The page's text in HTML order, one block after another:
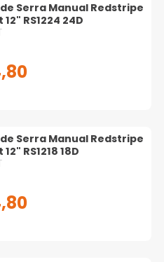
Serra Manual Redstripe
RS1224 24D
,80
Serra Manual Redstripe
RS1218 18D
,80